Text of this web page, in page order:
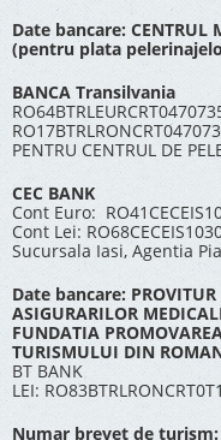
Date bancare: CENTRUL
(pentru plata
BANCA Transilvania
PENTRU CENTRUL DE
CEC BANK
Cont Euro:
Cont Lei:
Sucursala Iasi, Agentia
Date bancare:
ASIGURARILOR
FUNDATIA
TURISMULUI DIN
BT BANK
LEI:
Numar brevet de turism: